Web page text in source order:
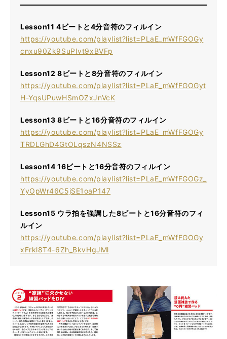
Lesson11 4ビートと4分音符のフィルイン
https://youtube.com/playlist?list=PLaE_mWfFGOGy
cnxu90Zk9SuPIvt9xBVFp
Lesson12 8ビートと8分音符のフィルイン
https://youtube.com/playlist?list=PLaE_mWfFGOGyt
H-YqsUPuwHSmOZxJnVcK
Lesson13 8ビートと16分音符のフィルイン
https://youtube.com/playlist?list=PLaE_mWfFGOGy
TRDLGhD4GtOLqszN4NSSz
Lesson14 16ビートと16分音符のフィルイン
https://youtube.com/playlist?list=PLaE_mWfFGOGz_
YyOpWr46C5jSE1oaP147
Lesson15 ウラ拍を強調した8ビートと16分音符のフィ
ルイン
https://youtube.com/playlist?list=PLaE_mWfFGOGy
xFrkl8T4-6Zh_BkvHgJMl